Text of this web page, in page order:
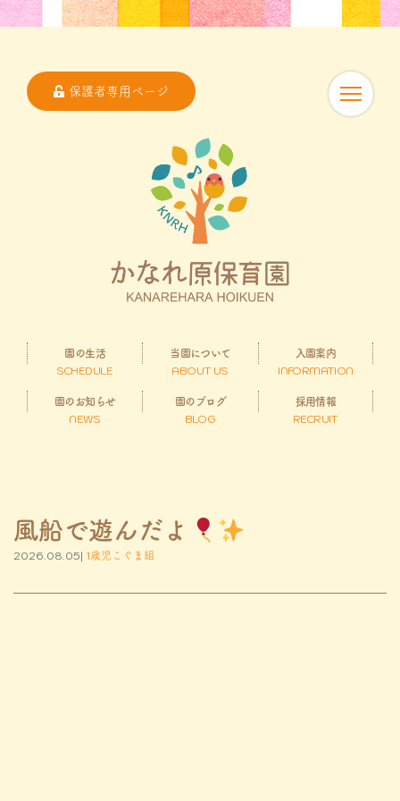
保護者専用ページ
園の生活
SCHEDULE
当園について
ABOUT US
入園案内
INFORMATION
園のお知らせ
NEWS
園のブログ
BLOG
採用情報
RECRUIT
風船で遊んだよ
2026.08.05| 1歳児こぐま組